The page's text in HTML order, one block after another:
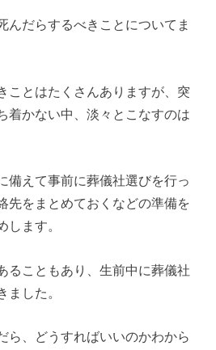
んだらするべきことについてま
ことはたくさんありますが、突
着かない中、淡々とこなすのは
備えて事前に葬儀社選びを行っ
先をまとめておくなどの準備を
します。
ることもあり、生前中に葬儀社
ました。
ら、どうすればいいのかわから